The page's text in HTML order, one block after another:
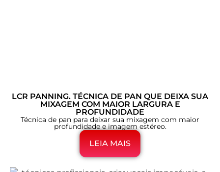
LCR PANNING. TÉCNICA DE PAN QUE DEIXA SUA
MIXAGEM COM MAIOR LARGURA E
PROFUNDIDADE
Técnica de pan para deixar sua mixagem com maior
profundidade e imagem estéreo.
LEIA MAIS